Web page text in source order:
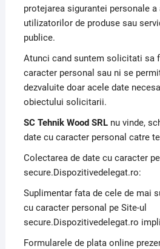
protejarea sigurantei personale a
utilizatorilor de produse sau
publice.
Atunci cand suntem solicitati sa
caracter personal sau ni se
dezvaluite doar acele date
obiectului solicitarii.
SC Tehnik Wood SRLnu vinde,
date cu caracter personal catre
Colectarea de date cu caracter
secure.Dispozitivedelegat.ro:
Suplimentar fata de cele de mai
cu caracter personal pe Site-ul
secure.Dispozitivedelegat.ro
Formularele de plata online